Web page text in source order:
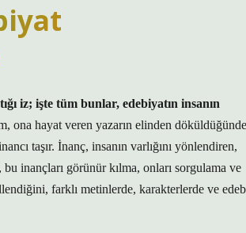
iz; işte tüm bunlar, edebiyatın insanın
ona hayat veren yazarın elinden
taşır. İnanç, insanın varlığını yönlendiren,
inançları görünür kılma, onları sorgulama ve
farklı metinlerde, karakterlerde ve